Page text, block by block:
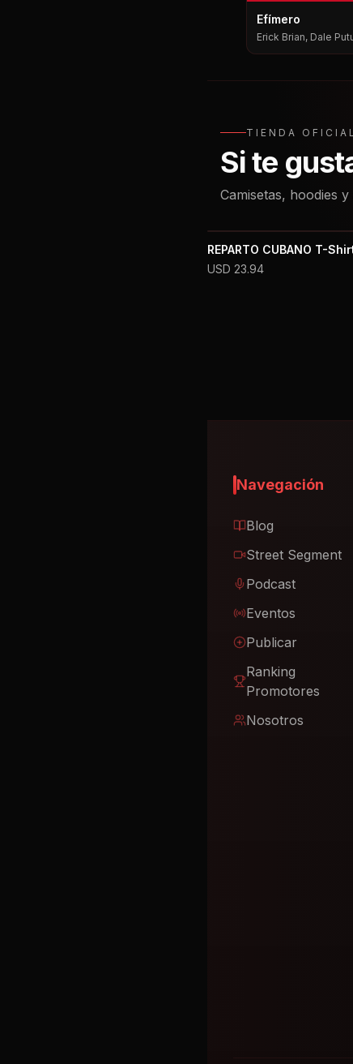
Efímero
Erick Brian, Dale
TIENDA
Si te
Camisetas, hoodies
REPARTO CUBANO T-
USD 23.94
Navegación
Blog
Street Segment
Podcast
Eventos
Publicar
Ranking
Promotores
Nosotros